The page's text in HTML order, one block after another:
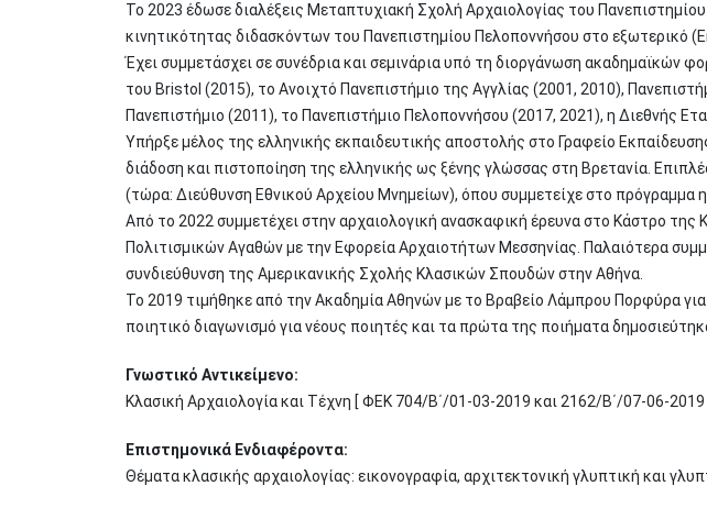
Το 2023 έδωσε διαλέξεις Μεταπτυχιακή Σχολή Αρχαιολογίας του
κινητικότητας διδασκόντων του Πανεπιστημίου Πελοποννήσου στο εξωτερικό
Έχει συμμετάσχει σε συνέδρια και σεμινάρια υπό τη διοργάνωση ακαδημαϊκών
του Bristol (2015), το Ανοιχτό Πανεπιστήμιο της Αγγλίας (2001, 2010),
Πανεπιστήμιο (2011), το Πανεπιστήμιο Πελοποννήσου (2017, 2021), η Διεθνής
Υπήρξε μέλος της ελληνικής εκπαιδευτικής αποστολής στο Γραφείο
διάδοση και πιστοποίηση της ελληνικής ως ξένης γλώσσας στη Βρετανία.
(τώρα: Διεύθυνση Εθνικού Αρχείου Μνημείων), όπου συμμετείχε στο πρόγραμμα
Από το 2022 συμμετέχει στην αρχαιολογική ανασκαφική έρευνα στο Κάστρο της
Πολιτισμικών Αγαθών με την Εφορεία Αρχαιοτήτων Μεσσηνίας. Παλαιότερα
συνδιεύθυνση της Αμερικανικής Σχολής Κλασικών Σπουδών στην Αθήνα.
Το 2019 τιμήθηκε από την Ακαδημία Αθηνών με το Βραβείο Λάμπρου Πορφύρα
ποιητικό διαγωνισμό για νέους ποιητές και τα πρώτα της ποιήματα
Γνωστικό Αντικείμενο:
Κλασική Αρχαιολογία και Τέχνη [ ΦΕΚ 704/Β΄/01-03-2019 και 2162/Β΄/07-06-2019
Επιστημονικά Ενδιαφέροντα:
Θέματα κλασικής αρχαιολογίας: εικονογραφία, αρχιτεκτονική γλυπτική και